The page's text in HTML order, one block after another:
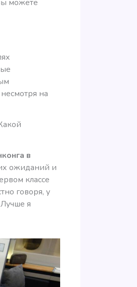
можете
на
в
ожиданий и
классе
говоря, у
я